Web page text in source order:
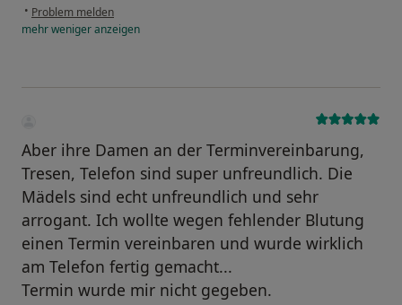
• Problem melden
mehrwenigeranzeigen
Aber ihre Damen an der Terminvereinbarung,
Tresen, Telefon sind super unfreundlich. Die
Mädels sind echt unfreundlich und sehr
arrogant. Ich wollte wegen fehlender Blutung
einen Termin vereinbaren und wurde wirklich
am Telefon fertig gemacht...
Termin wurde mir nicht gegeben.